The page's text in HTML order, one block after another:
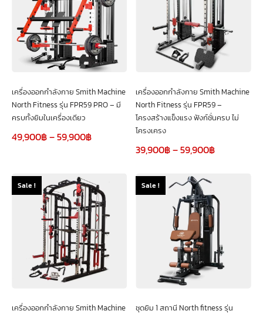
เครื่องออกกำลังกาย Smith Machine
North Fitness รุ่น FPR59 PRO – มี
ครบทั้งยิมในเครื่องเดียว
49,900฿–59,900฿
เครื่องออกกำลังกาย Smith Machine
North Fitness รุ่น FPR59 –
โครงสร้างแข็งแรง ฟังก์ชั่นครบ ไม่
โครงเครง
39,900฿–59,900฿
Sale !
เครื่องออกกำลังกาย Smith Machine
Sale !
ชุดยิม 1 สถานี North fitness รุ่น